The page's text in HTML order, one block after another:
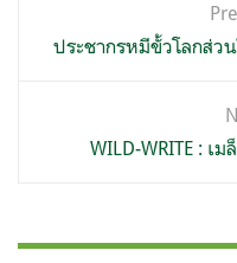
เรื่อง
ประชากรหมีขั้วโลกส่ว
WILD-WRITE : เ